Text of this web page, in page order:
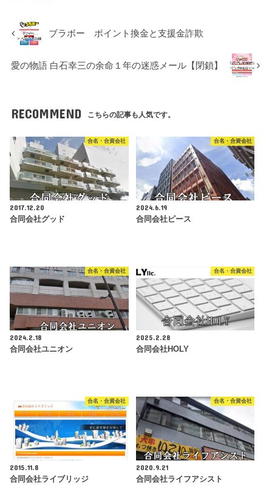
ブラボー ポイント換金と支援金詐欺
愛の物語 白石幸三の余命１年の迷惑メール【閉鎖】
RECOMMEND こちらの記事も人気です。
合名・合資会社
2017.12.20
合同会社グッド
合名・合資会社
2024.6.19
合同会社ピース
合名・合資会社
2024.2.18
合同会社ユニオン
合名・合資会社
2025.2.28
合同会社HOLY
合名・合資会社
2015.11.8
合同会社ライブリッジ
合名・合資会社
2020.9.21
合同会社ライフアシスト